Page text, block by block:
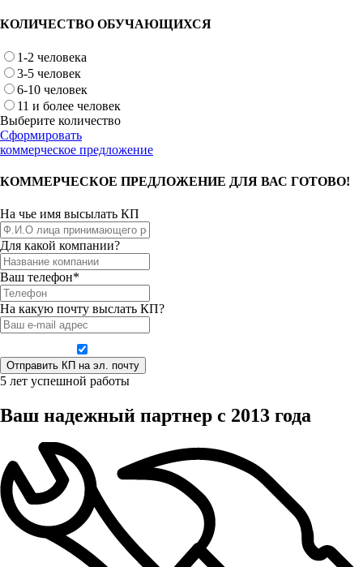
КОЛИЧЕСТВО ОБУЧАЮЩИХСЯ
1-2 человека
3-5 человек
6-10 человек
11 и более человек
Выберите количество
Сформировать
коммерческое предложение
КОММЕРЧЕСКОЕ ПРЕДЛОЖЕНИЕ ДЛЯ ВАС ГОТОВО!
На чье имя высылать КП
Для какой компании?
Ваш телефон*
На какую почту выслать КП?
5 лет успешной работы
Ваш надежный партнер с 2013 года